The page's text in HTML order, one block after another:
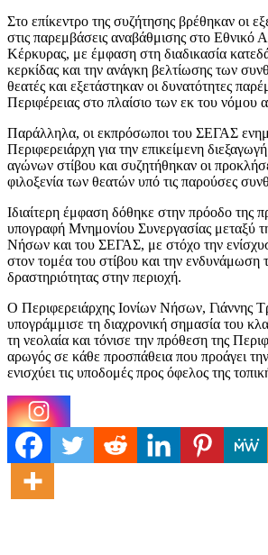
Στο επίκεντρο της συζήτησης βρέθηκαν οι
στις παρεμβάσεις αναβάθμισης στο Εθνικό
Κέρκυρας, με έμφαση στη διαδικασία
κερκίδας και την ανάγκη βελτίωσης των
θεατές και εξετάστηκαν οι δυνατότητες
Περιφέρειας στο πλαίσιο των εκ του νόμου
Παράλληλα, οι εκπρόσωποι του ΣΕΓΑΣ
Περιφερειάρχη για την επικείμενη
αγώνων στίβου και συζητήθηκαν οι
φιλοξενία των θεατών υπό τις παρούσες
Ιδιαίτερη έμφαση δόθηκε στην πρόοδο της
υπογραφή Μνημονίου Συνεργασίας μεταξύ
Νήσων και του ΣΕΓΑΣ, με στόχο την
στον τομέα του στίβου και την ενδυνάμωση
δραστηριότητας στην περιοχή.
Ο Περιφερειάρχης Ιονίων Νήσων, Γιάννης
υπογράμμισε τη διαχρονική σημασία του
τη νεολαία και τόνισε την πρόθεση της
αρωγός σε κάθε προσπάθεια που προάγει την
ενισχύει τις υποδομές προς όφελος της